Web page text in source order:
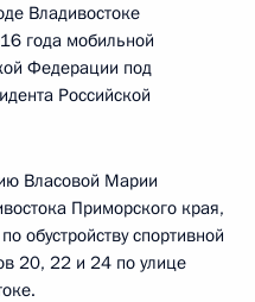
Владивостоке
года мобильной
Федерации под
Российской
Власовой Марии
Приморского края,
обустройству спортивной
20, 22 и 24 по улице